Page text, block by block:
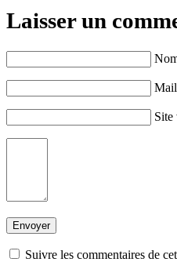
Laisser un
Site
Suivre les commentaires de